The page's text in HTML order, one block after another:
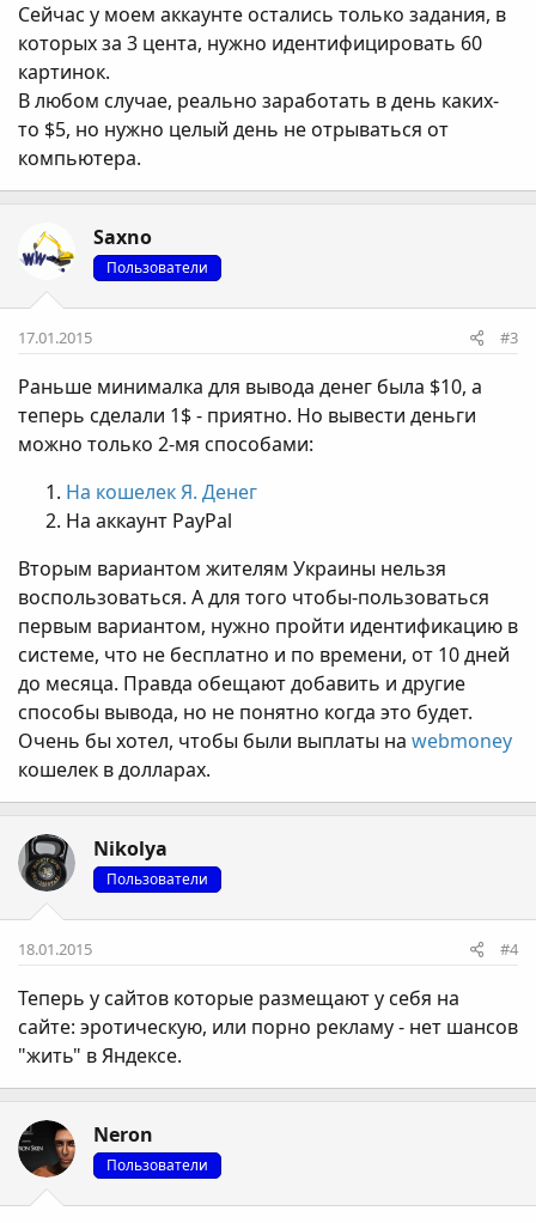
Сейчас у моем аккаунте остались только задания, в
которых за 3 цента, нужно идентифицировать 60
картинок.
В любом случае, реально заработать в день каких-
то $5, но нужно целый день не отрываться от
компьютера.
Saxno
Пользователи
17.01.2015 #3
Раньше минималка для вывода денег была $10, а
теперь сделали 1$ - приятно. Но вывести деньги
можно только 2-мя способами:
На кошелек Я. Денег
На аккаунт PayPal
Вторым вариантом жителям Украины нельзя
воспользоваться. А для того чтобы-пользоваться
первым вариантом, нужно пройти идентификацию в
системе, что не бесплатно и по времени, от 10 дней
до месяца. Правда обещают добавить и другие
способы вывода, но не понятно когда это будет.
Очень бы хотел, чтобы были выплаты на webmoney
кошелек в долларах.
Nikolya
Пользователи
18.01.2015 #4
Теперь у сайтов которые размещают у себя на
сайте: эротическую, или порно рекламу - нет шансов
"жить" в Яндексе.
Neron
Пользователи